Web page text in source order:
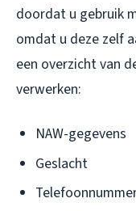
doordat u gebruik
omdat u deze zelf
een overzicht van
verwerken:
NAW-gegevens
Geslacht